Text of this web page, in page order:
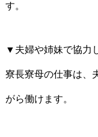
す。
▼夫婦や姉妹で協力
寮長寮母の仕事は、
がら働けます。